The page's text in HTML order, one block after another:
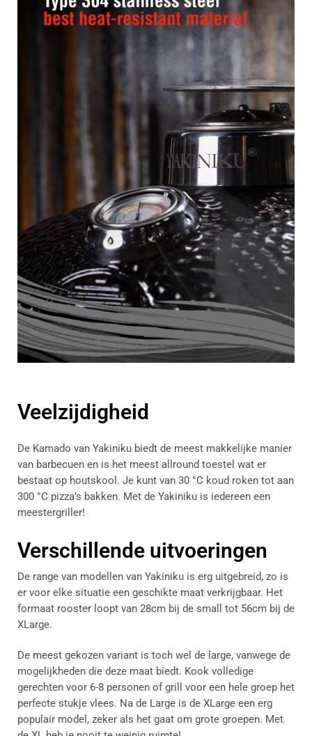
Veelzijdigheid
De Kamado van Yakiniku biedt de meest makkelijke manier
van barbecuen en is het meest allround toestel wat er
bestaat op houtskool. Je kunt van 30 °C koud roken tot aan
300 °C pizza’s bakken. Met de Yakiniku is iedereen een
meestergriller!
Verschillende uitvoeringen
De range van modellen van Yakiniku is erg uitgebreid, zo is
er voor elke situatie een geschikte maat verkrijgbaar. Het
formaat rooster loopt van 28cm bij de small tot 56cm bij de
XLarge.
De meest gekozen variant is toch wel de large, vanwege de
mogelijkheden die deze maat biedt. Kook volledige
gerechten voor 6-8 personen of grill voor een hele groep het
perfecte stukje vlees. Na de Large is de XLarge een erg
populair model, zeker als het gaat om grote groepen. Met